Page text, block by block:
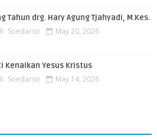
Tahun drg. Hary Agung Tjahyadi, M.Kes.
Soedarso May 20, 2026
Kenaikan Yesus Kristus
Soedarso May 14, 2026